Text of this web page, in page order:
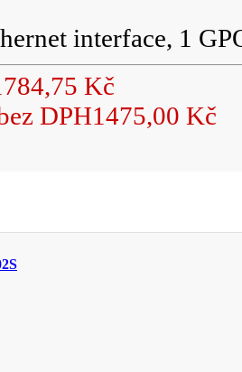
interface, 1
Kč
DPH1475,00 Kč